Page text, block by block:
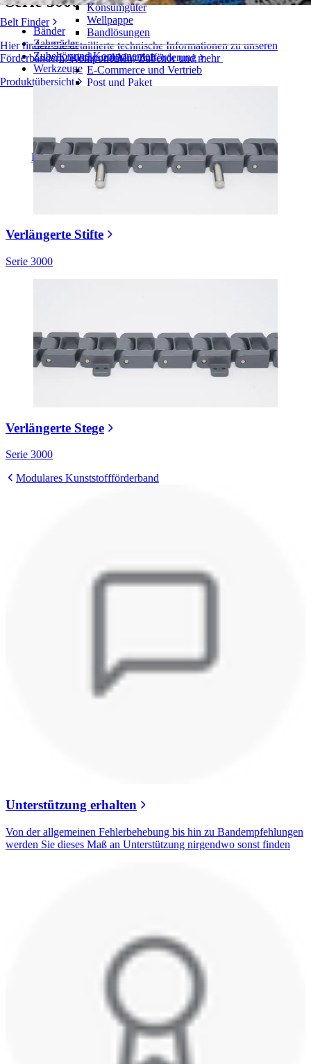
Belt Finder
Hier finden Sie detaillierte technische Informationen zu unseren
Förderbändern, Komponenten, Zubehör und mehr
Produktübersicht
Konsumgüter
Wellpappe
Bandlösungen
Logistik und Materialförderung
E-Commerce und Vertrieb
Post und Paket
Industrieproduktion
Branchenübersicht
Bänder
Zahnräder
Zubehör und Komponenten
Werkzeuge
Verlängerte Stifte
Serie 3000
Verlängerte Stege
Serie 3000
Modulares Kunststoffförderband
Unterstützung erhalten
Von der allgemeinen Fehlerbehebung bis hin zu Bandempfehlungen
werden Sie dieses Maß an Unterstützung nirgendwo sonst finden